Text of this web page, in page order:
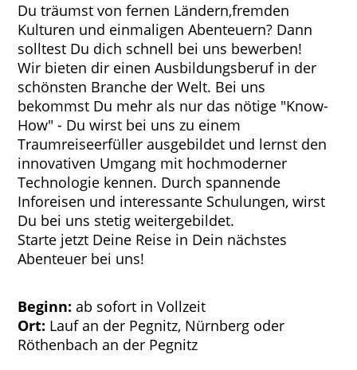
Du träumst von fernen Ländern,fremden
Kulturen und einmaligen Abenteuern? Dann
solltest Du dich schnell bei uns bewerben!
Wir bieten dir einen Ausbildungsberuf in der
schönsten Branche der Welt. Bei uns
bekommst Du mehr als nur das nötige "Know-
How" - Du wirst bei uns zu einem
Traumreiseerfüller ausgebildet und lernst den
innovativen Umgang mit hochmoderner
Technologie kennen. Durch spannende
Inforeisen und interessante Schulungen, wirst
Du bei uns stetig weitergebildet.
Starte jetzt Deine Reise in Dein nächstes
Abenteuer bei uns!
Beginn: ab sofort in Vollzeit
Ort: Lauf an der Pegnitz, Nürnberg oder
Röthenbach an der Pegnitz